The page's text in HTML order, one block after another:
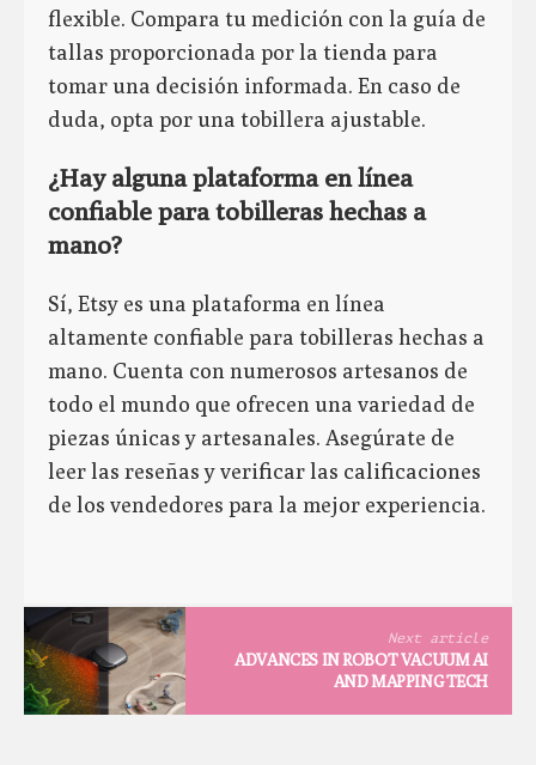
flexible. Compara tu medición con la guía de
tallas proporcionada por la tienda para
tomar una decisión informada. En caso de
duda, opta por una tobillera ajustable.
¿Hay alguna plataforma en línea
confiable para tobilleras hechas a
mano?
Sí, Etsy es una plataforma en línea
altamente confiable para tobilleras hechas a
mano. Cuenta con numerosos artesanos de
todo el mundo que ofrecen una variedad de
piezas únicas y artesanales. Asegúrate de
leer las reseñas y verificar las calificaciones
de los vendedores para la mejor experiencia.
Next article
ADVANCES IN ROBOT VACUUM AI
AND MAPPING TECH